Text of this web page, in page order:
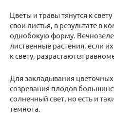
Цветы и травы тянутся к
свои листья, в результате в
однобокую форму.
лиственные растения, если
к свету, разрастаются
Для закладывания
созревания плодов
солнечный свет, но есть и
темнота.